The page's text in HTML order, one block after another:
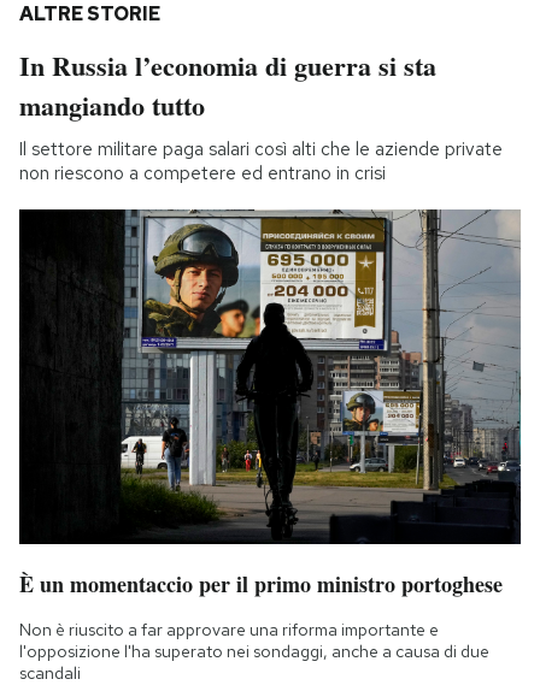
ALTRE STORIE
In Russia l’economia di guerra si sta
mangiando tutto
Il settore militare paga salari così alti che le aziende private
non riescono a competere ed entrano in crisi
È un momentaccio per il primo ministro portoghese
Non è riuscito a far approvare una riforma importante e
l'opposizione l'ha superato nei sondaggi, anche a causa di due
scandali